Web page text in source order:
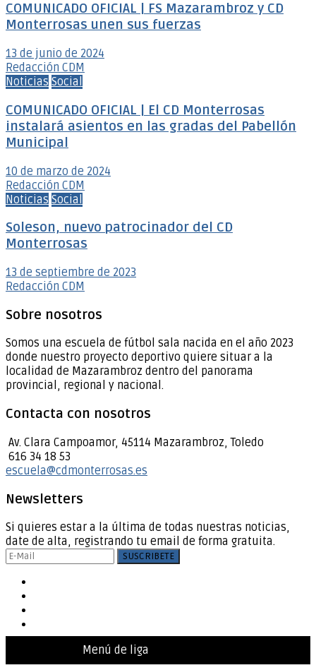
COMUNICADO OFICIAL | FS Mazarambroz y CD
Monterrosas unen sus fuerzas
13 de junio de 2024
Redacción CDM
Noticias Social
COMUNICADO OFICIAL | El CD Monterrosas
instalará asientos en las gradas del Pabellón
Municipal
10 de marzo de 2024
Redacción CDM
Noticias Social
Soleson, nuevo patrocinador del CD
Monterrosas
13 de septiembre de 2023
Redacción CDM
Sobre nosotros
Somos una escuela de fútbol sala nacida en el año 2023
donde nuestro proyecto deportivo quiere situar a la
localidad de Mazarambroz dentro del panorama
provincial, regional y nacional.
Contacta con nosotros
Av. Clara Campoamor, 45114 Mazarambroz, Toledo
616 34 18 53
escuela@cdmonterrosas.es
Newsletters
Si quieres estar a la última de todas nuestras noticias,
date de alta, registrando tu email de forma gratuita.
Menú de liga